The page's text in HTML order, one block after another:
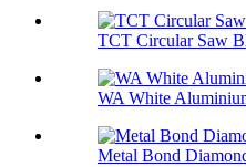
TCT Circular Saw
WA White
Metal Bond